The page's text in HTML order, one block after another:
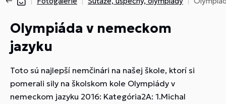
Olympiáda v nemeckom
jazyku
Toto sú najlepší nemčinári na našej škole, ktorí si
pomerali sily na školskom kole Olympiády v
nemeckom jazyku 2016: Kategória2A: 1.Michal